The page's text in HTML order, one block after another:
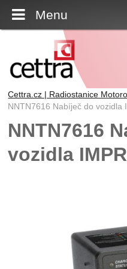
Menu
Cettra.cz | Radiostanice
NNTN7616 Nabíječ do vozidla
NNTN7616
vozidla